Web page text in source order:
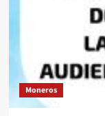
Moneros